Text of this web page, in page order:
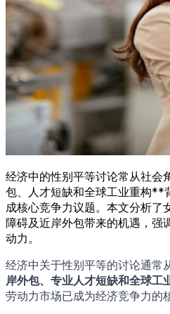
经济中的性别平等讨论常从社
包、人才短缺和全球工业重构**
成核心竞争力议题。本文分析了
障碍及近岸外包带来的机遇，强
动力。
经济中关于性别平等的讨论通常
岸外包、专业人才短缺和全球工
劳动力市场已成为经济竞争力的